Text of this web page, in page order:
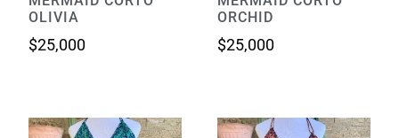
OLIVIA
$25,000
ORCHID
$25,000